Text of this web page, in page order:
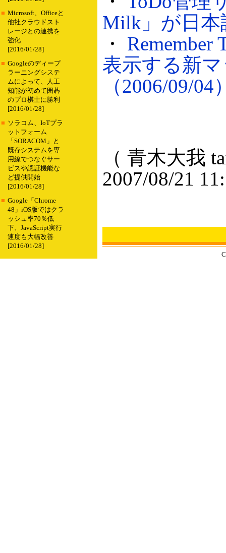
■ Microsoft、Officeと
他社クラウドスト
レージとの連携を
強化
[2016/01/28]
■ Googleのディープ
ラーニングシステ
ムによって、人工
知能が初めて囲碁
のプロ棋士に勝利
[2016/01/28]
■ ソラコム、IoTプラ
ットフォーム
「SORACOM」と
既存システムを専
用線でつなぐサー
ビスや認証機能な
ど提供開始
[2016/01/28]
■ Google「Chrome
48」iOS版ではクラ
ッシュ率70％低
下、JavaScript実行
速度も大幅改善
[2016/01/28]
Milk」が日本
・
表示する新
（2006/09/04
（ 青木大我
2007/08/21